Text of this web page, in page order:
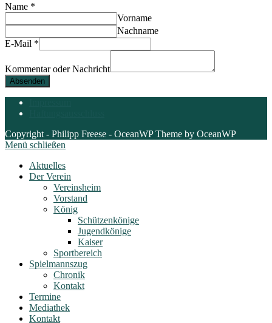
Name *
Vorname
Nachname
E-Mail *
Kommentar oder Nachricht
Absenden
Copyright - Philipp Freese - OceanWP Theme by OceanWP
Menü schließen
Aktuelles
Der Verein
Vereinsheim
Vorstand
König
Schützenkönige
Jugendkönige
Kaiser
Sportbereich
Spielmannszug
Chronik
Kontakt
Termine
Mediathek
Kontakt